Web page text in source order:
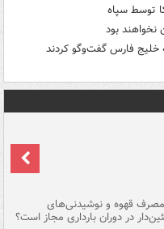
توسط سپاه
نخواهند بود
خلیج فارس گفت‌وگو کردند
مصرف قهوه و نوشیدنی‌های
در دوران بارداری مجاز است؟